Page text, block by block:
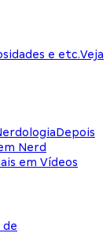
e etc.Veja
Depois
Nerd
em Vídeos
de